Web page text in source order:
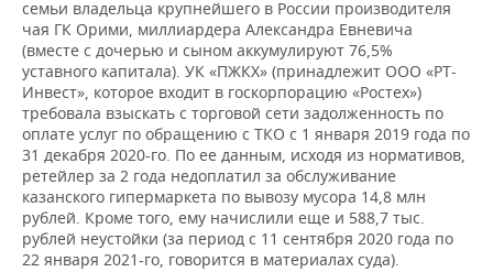
семьи владельца крупнейшего в России производителя
чая ГК Орими, миллиардера Александра Евневича
(вместе с дочерью и сыном аккумулируют 76,5%
уставного капитала). УК «ПЖКХ» (принадлежит ООО «РТ-
Инвест», которое входит в госкорпорацию «Ростех»)
требовала взыскать с торговой сети задолженность по
оплате услуг по обращению с ТКО с 1 января 2019 года по
31 декабря 2020-го. По ее данным, исходя из нормативов,
ретейлер за 2 года недоплатил за обслуживание
казанского гипермаркета по вывозу мусора 14,8 млн
рублей. Кроме того, ему начислили еще и 588,7 тыс.
рублей неустойки (за период с 11 сентября 2020 года по
22 января 2021-го, говорится в материалах суда).